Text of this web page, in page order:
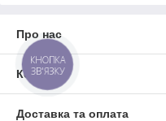
Про нас
Контакти
Доставка та оплата
КНОПКА
ЗВ'ЯЗКУ